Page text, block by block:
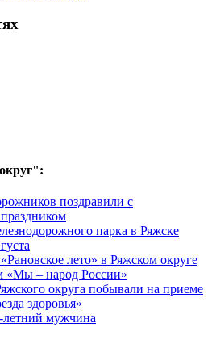
поздравили с
парка в Ряжске
лето» в Ряжском округе
«Мы – народ России»
округа побывали на приеме
здоровья»
летний мужчина